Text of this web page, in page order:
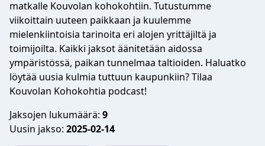
matkalle Kouvolan kohokohtiin. Tutustumme
viikoittain uuteen paikkaan ja kuulemme
mielenkiintoisia tarinoita eri alojen yrittäjiltä ja
toimijoilta. Kaikki jaksot äänitetään aidossa
ympäristössä, paikan tunnelmaa taltioiden. Haluatko
löytää uusia kulmia tuttuun kaupunkiin? Tilaa
Kouvolan Kohokohtia podcast!
Jaksojen lukumäärä: 9
Uusin jakso: 2025-02-14